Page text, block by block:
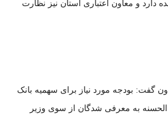
دارد و معاون اعتباری استان نیز نظارت
گفت: بودجه مورد نیاز برای سهمیه بانک
به معرفی شدگان از سوی وزیر